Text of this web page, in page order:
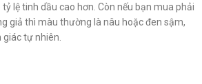
lệ tinh dầu cao hơn. Còn nếu bạn mua phải
giả thì màu thường là nâu hoặc đen sậm,
giác tự nhiên.